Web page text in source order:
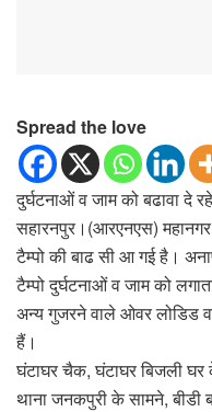
Spread the love
दुर्घटनाओं व जाम को बढावा दे
सहारनपुर।(आरएनएस)
टैम्पो की बाढ सी आ गई है।
टैम्पो दुर्घटनाओं व जाम को
अन्य गुजरने वाले ओवर लोडिड
हैं।
घंटाघर चैक, घंटाघर बिजली
थाना जनकपुरी के सामने, बीडी